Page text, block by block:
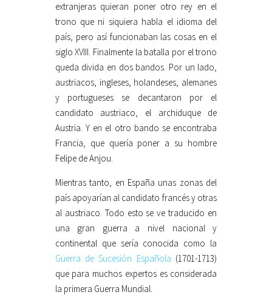
extranjeras quieran poner otro rey en el
trono que ni siquiera habla el idioma del
país, pero así funcionaban las cosas en el
siglo XVIII. Finalmente la batalla por el trono
queda divida en dos bandos. Por un lado,
austriacos, ingleses, holandeses, alemanes
y portugueses se decantaron por el
candidato austriaco, el archiduque de
Austria. Y en el otro bando se encontraba
Francia, que quería poner a su hombre
Felipe de Anjou.
Mientras tanto, en España unas zonas del
país apoyarían al candidato francés y otras
al austriaco. Todo esto se ve traducido en
una gran guerra a nivel nacional y
continental que sería conocida como la
Guerra de Sucesión Española (1701-1713)
que para muchos expertos es considerada
la primera Guerra Mundial.